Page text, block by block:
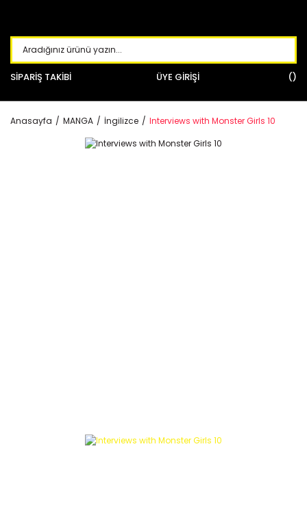
SİPARİŞ TAKİBİ ÜYE GİRİŞİ
Anasayfa MANGA İngilizce Interviews with Monster Girls 10